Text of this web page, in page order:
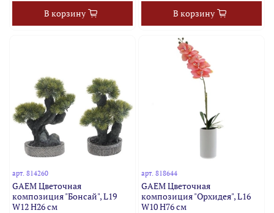
В корзину В корзину
арт.814260
GAEM Цветочная
композиция "Бонсай", L19
W12 H26 см
арт. 818644
GAEM Цветочная
композиция "Орхидея", L16
W10 H76 см